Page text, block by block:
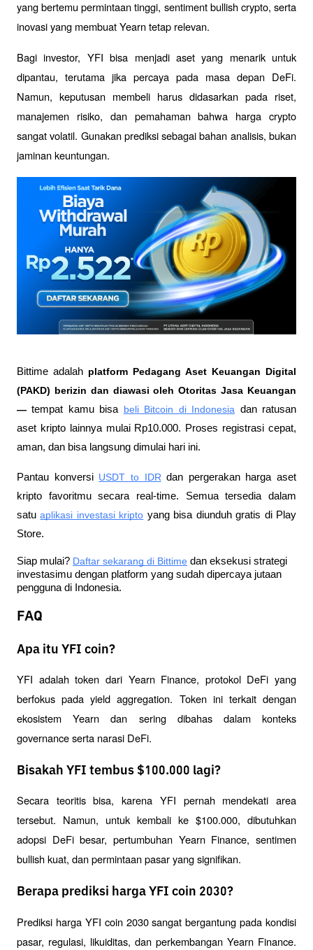
yang bertemu permintaan tinggi, sentiment bullish crypto, serta
inovasi yang membuat Yearn tetap relevan.
Bagi investor, YFI bisa menjadi aset yang menarik untuk
dipantau, terutama jika percaya pada masa depan DeFi.
Namun, keputusan membeli harus didasarkan pada riset,
manajemen risiko, dan pemahaman bahwa harga crypto
sangat volatil. Gunakan prediksi sebagai bahan analisis, bukan
jaminan keuntungan.
Bittime adalah platform Pedagang Aset Keuangan Digital
(PAKD) berizin dan diawasi oleh Otoritas Jasa Keuangan
— tempat kamu bisa beli Bitcoin di Indonesia dan ratusan
aset kripto lainnya mulai Rp10.000. Proses registrasi cepat,
aman, dan bisa langsung dimulai hari ini.
Pantau konversi USDT to IDR dan pergerakan harga aset
kripto favoritmu secara real-time. Semua tersedia dalam
satu aplikasi investasi kripto yang bisa diunduh gratis di Play
Store.
Siap mulai? Daftar sekarang di Bittime dan eksekusi strategi
investasimu dengan platform yang sudah dipercaya jutaan
pengguna di Indonesia.
FAQ
Apa itu YFI coin?
YFI adalah token dari Yearn Finance, protokol DeFi yang
berfokus pada yield aggregation. Token ini terkait dengan
ekosistem Yearn dan sering dibahas dalam konteks
governance serta narasi DeFi.
Bisakah YFI tembus $100.000 lagi?
Secara teoritis bisa, karena YFI pernah mendekati area
tersebut. Namun, untuk kembali ke $100.000, dibutuhkan
adopsi DeFi besar, pertumbuhan Yearn Finance, sentimen
bullish kuat, dan permintaan pasar yang signifikan.
Berapa prediksi harga YFI coin 2030?
Prediksi harga YFI coin 2030 sangat bergantung pada kondisi
pasar, regulasi, likuiditas, dan perkembangan Yearn Finance.